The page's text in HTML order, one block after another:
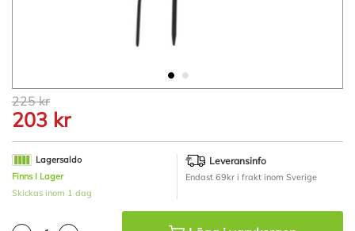
Hoppa
till
början
av
bildgalleriet
225 kr
203 kr
Lagersaldo
Finns I Lager
Skickas inom 1 dag
Leveransinfo
Endast 69kr i frakt inom Sverige